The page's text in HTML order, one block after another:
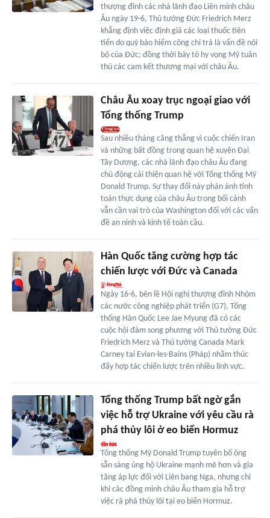
thượng đỉnh các nhà lãnh đạo Liên minh châu
Âu ngày 19-6, Thủ tướng Đức Friedrich Merz
khẳng định việc định giá các loại thuốc tiên
tiến do quỹ bảo hiểm công chi trả là vấn đề nội
bộ của Đức; đồng thời bày tỏ hy vọng Mỹ tuân
thủ các cam kết thương mại với châu Âu.
Châu Âu xoay trục ngoại giao với
Tổng thống Trump
Sau nhiều tháng căng thẳng vì cuộc chiến Iran
và những bất đồng trong quan hệ xuyên Đại
Tây Dương, các nhà lãnh đạo châu Âu đang
chủ động cải thiện quan hệ với Tổng thống Mỹ
Donald Trump. Sự thay đổi này phản ánh tính
toán thực dụng của châu Âu trong bối cảnh
vẫn cần vai trò của Washington đối với các vấn
đề an ninh và kinh tế toàn cầu.
Hàn Quốc tăng cường hợp tác
chiến lược với Đức và Canada
Ngày 16-6, bên lề Hội nghị thượng đỉnh Nhóm
các nước công nghiệp phát triển (G7), Tổng
thống Hàn Quốc Lee Jae Myung đã có các
cuộc hội đàm song phương với Thủ tướng Đức
Friedrich Merz và Thủ tướng Canada Mark
Carney tại Evian-les-Bains (Pháp) nhằm thúc
đẩy hợp tác chiến lược trên nhiều lĩnh vực.
Tổng thống Trump bất ngờ gắn
việc hỗ trợ Ukraine với yêu cầu rà
phá thủy lôi ở eo biển Hormuz
Tổng thống Mỹ Donald Trump tuyên bố ông
sẵn sàng ủng hộ Ukraine mạnh mẽ hơn và gia
tăng áp lực đối với Liên bang Nga, nhưng chỉ
khi các đồng minh châu Âu tham gia hỗ trợ
việc rà phá thủy lôi tại eo biển Hormuz.